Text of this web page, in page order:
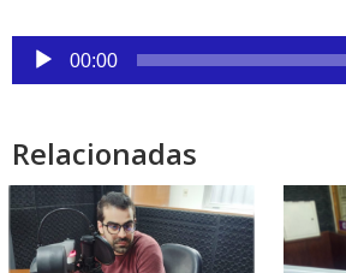
Reproductor
audio
00:00
Relacionadas